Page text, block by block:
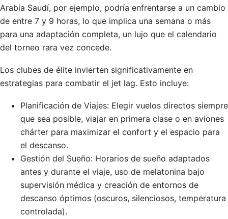
Arabia Saudí, por ejemplo, podría enfrentarse a un cambio
de entre 7 y 9 horas, lo que implica una semana o más
para una adaptación completa, un lujo que el calendario
del torneo rara vez concede.
Los clubes de élite invierten significativamente en
estrategias para combatir el jet lag. Esto incluye:
Planificación de Viajes: Elegir vuelos directos siempre
que sea posible, viajar en primera clase o en aviones
chárter para maximizar el confort y el espacio para
el descanso.
Gestión del Sueño: Horarios de sueño adaptados
antes y durante el viaje, uso de melatonina bajo
supervisión médica y creación de entornos de
descanso óptimos (oscuros, silenciosos, temperatura
controlada).